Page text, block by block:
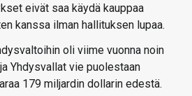
eivät saa käydä kauppaa
kanssa ilman hallituksen lupaa.
oli viime vuonna noin
Yhdysvallat vie puolestaan
179 miljardin dollarin edestä.